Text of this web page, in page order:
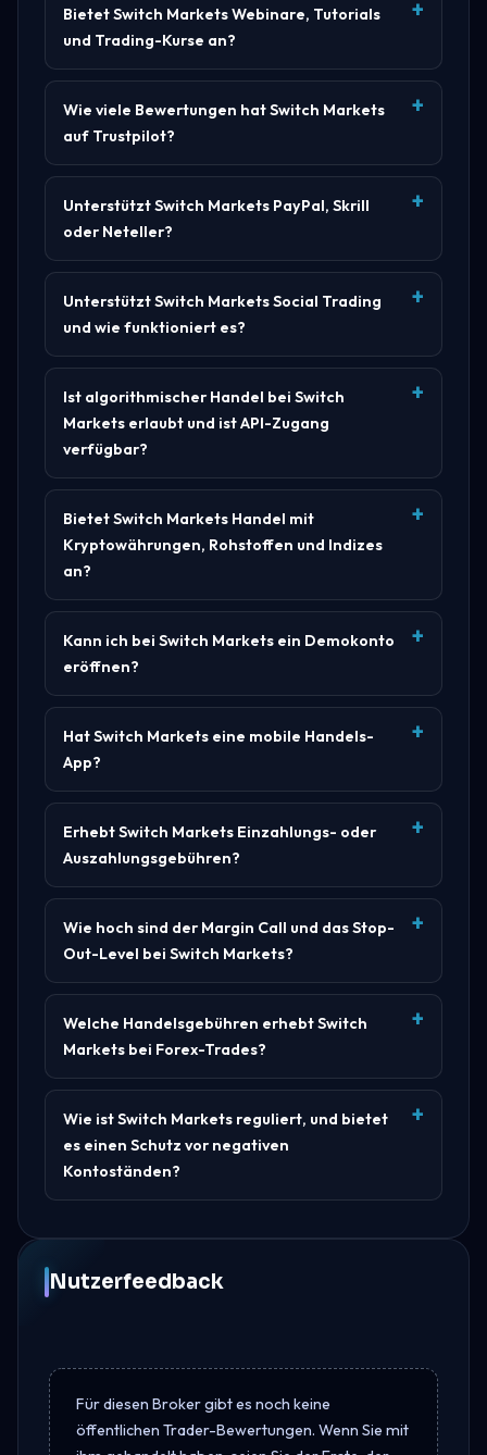
Bietet Switch Markets Webinare, Tutorials
und Trading-Kurse an?
Wie viele Bewertungen hat Switch Markets
auf Trustpilot?
Unterstützt Switch Markets PayPal, Skrill
oder Neteller?
Unterstützt Switch Markets Social Trading
und wie funktioniert es?
Ist algorithmischer Handel bei Switch
Markets erlaubt und ist API-Zugang
verfügbar?
Bietet Switch Markets Handel mit
Kryptowährungen, Rohstoffen und Indizes
an?
Kann ich bei Switch Markets ein Demokonto
eröffnen?
Hat Switch Markets eine mobile Handels-
App?
Erhebt Switch Markets Einzahlungs- oder
Auszahlungsgebühren?
Wie hoch sind der Margin Call und das Stop-
Out-Level bei Switch Markets?
Welche Handelsgebühren erhebt Switch
Markets bei Forex-Trades?
Wie ist Switch Markets reguliert, und bietet
es einen Schutz vor negativen
Kontoständen?
Nutzerfeedback
Für diesen Broker gibt es noch keine
öffentlichen Trader-Bewertungen. Wenn Sie mit